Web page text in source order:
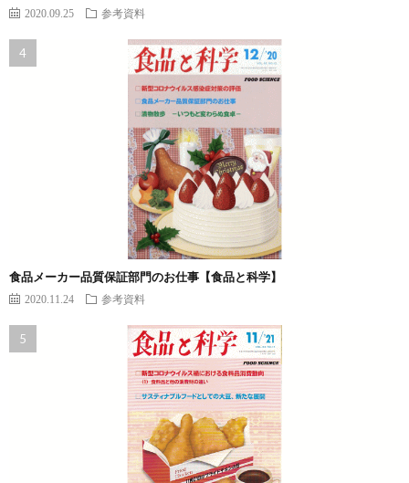
2020.09.25 参考資料
食品メーカー品質保証部門のお仕事【食品と科学】
2020.11.24 参考資料